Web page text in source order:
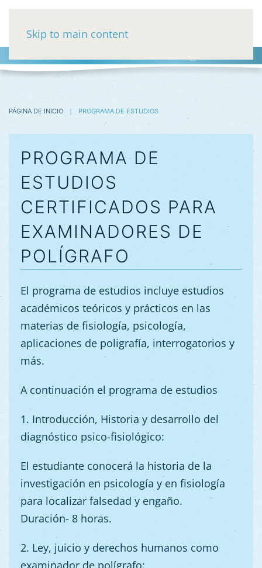
Skip to main content
PÁGINA DE INICIO PROGRAMA DE ESTUDIOS
PROGRAMA DE
ESTUDIOS
CERTIFICADOS PARA
EXAMINADORES DE
POLÍGRAFO
El programa de estudios incluye estudios
académicos teóricos y prácticos en las
materias de fisiología, psicología,
aplicaciones de poligrafía, interrogatorios y
más.
A continuación el programa de estudios
1. Introducción, Historia y desarrollo del
diagnóstico psico-fisiológico:
El estudiante conocerá la historia de la
investigación en psicología y en fisiología
para localizar falsedad y engaño.
Duración- 8 horas.
2. Ley, juicio y derechos humanos como
examinador de polígrafo: